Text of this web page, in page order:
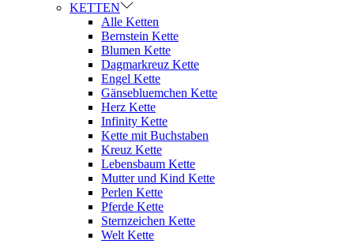
KETTEN
Alle Ketten
Bernstein Kette
Blumen Kette
Dagmarkreuz Kette
Engel Kette
Gänsebluemchen Kette
Herz Kette
Infinity Kette
Kette mit Buchstaben
Kreuz Kette
Lebensbaum Kette
Mutter und Kind Kette
Perlen Kette
Pferde Kette
Sternzeichen Kette
Welt Kette